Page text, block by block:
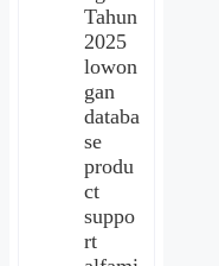
Tahun
2025
lowon
gan
databa
se
produ
ct
suppo
rt